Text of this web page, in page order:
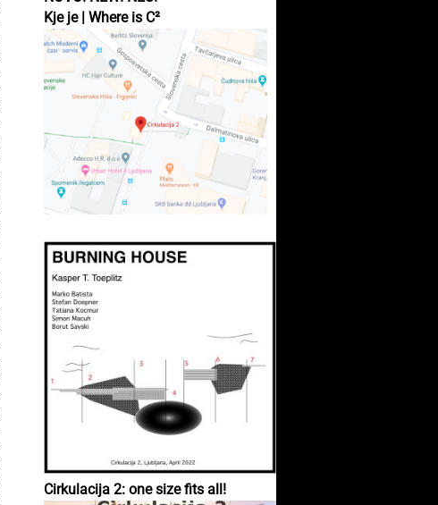
Kje je | Where is C²
Cirkulacija 2: one size fits all!